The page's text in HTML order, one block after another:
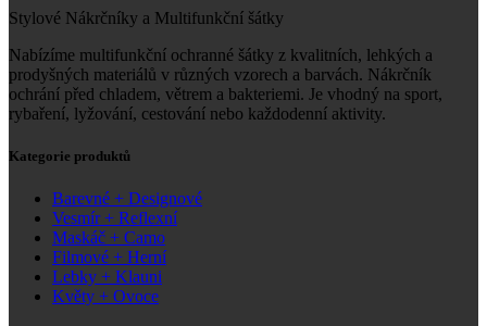
Stylové Nákrčníky a Multifunkční šátky
Nabízíme multifunkční ochranné šátky z kvalitních, lehkých a
prodyšných materiálů v různých vzorech a barvách. Nákrčník
ochrání před chladem, větrem a bakteriemi. Je vhodný na sport,
rybaření, lyžování, cestování nebo každodenní aktivity.
Kategorie produktů
Barevné + Designové
Vesmír + Reflexní
Maskáč + Camo
Filmové + Herní
Lebky + Klauni
Květy + Ovoce